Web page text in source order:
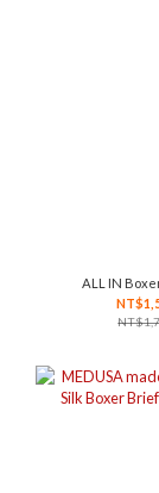
ALL IN